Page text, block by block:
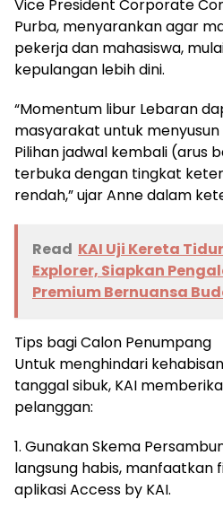
Vice President Corporate
Purba, menyarankan agar
pekerja dan mahasiswa,
kepulangan lebih dini.
“Momentum libur Lebaran
masyarakat untuk
Pilihan jadwal kembali (arus
terbuka dengan tingkat
rendah,” ujar Anne dalam
Read KAI Uji Kereta
Explorer, Siapkan
Premium Bernuansa
Tips bagi Calon Penumpang
Untuk menghindari
tanggal sibuk, KAI
pelanggan:
1. Gunakan Skema
langsung habis,
aplikasi Access by KAI.